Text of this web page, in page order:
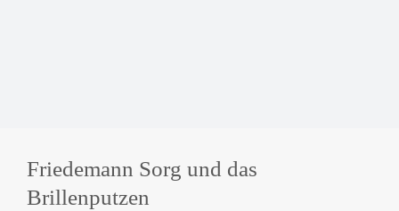
Friedemann Sorg und das
Brillenputzen